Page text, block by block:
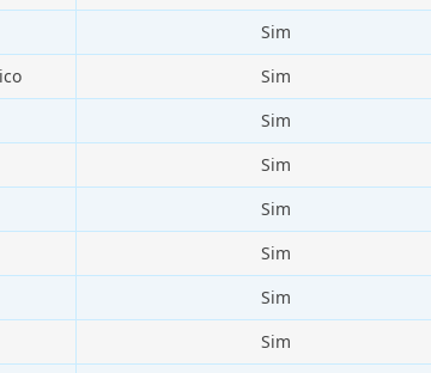
Sim
Sim
Sim
Sim
Sim
Sim
Sim
Sim